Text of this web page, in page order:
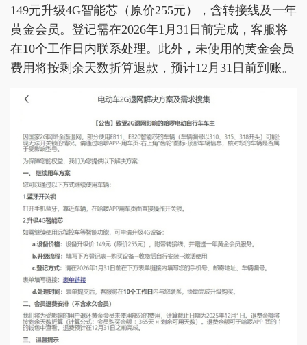
149元升级4G智能芯（原价255元），含转接线及一年
黄金会员。登记需在2026年1月31日前完成，客服将
在10个工作日内联系处理。此外，未使用的黄金会员
费用将按剩余天数折算退款，预计12月31日前到账。